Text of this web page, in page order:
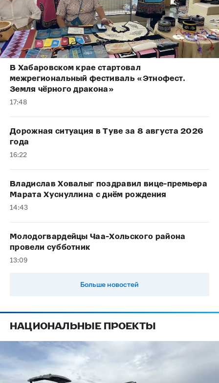
В Хабаровском крае стартовал
межрегиональный фестиваль «Этнофест.
Земля чёрного дракона»
17:48
Дорожная ситуация в Туве за 8 августа 2026
года
16:22
Владислав Ховалыг поздравил вице-премьера
Марата Хуснуллина с днём рождения
14:43
Молодогвардейцы Чаа-Хольского района
провели субботник
13:09
Больше новостей
НАЦИОНАЛЬНЫЕ ПРОЕКТЫ